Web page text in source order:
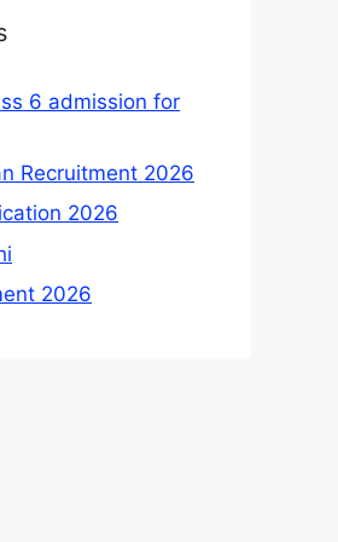
6 admission for
Recruitment 2026
2026
2026